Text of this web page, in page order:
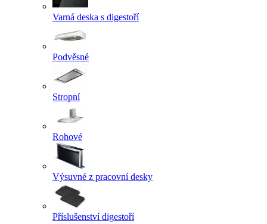
Varná deska s digestoří
Podvěsné
Stropní
Rohové
Výsuvné z pracovní desky
Příslušenství digestoří